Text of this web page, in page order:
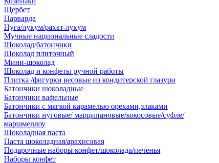
Щербет
Парварда
Нуга/лукум/рахат-лукум
Мучные национальные сладости
Шоколад/батончики
Шоколад плиточный
Мини-шоколад
Шоколад и конфеты ручной работы
Плитка /фигурки весовые из кондитерской глазури
Батончики шоколадные
Батончики вафельные
Батончики с мягкой карамелью орехами,злаками
Батончики нуговые/ марципановые/кокосовые/суфле/
маршмеллоу
Шоколадная паста
Паста шоколадная/арахисовая
Подарочные наборы конфет/шоколада/печенья
Наборы конфет